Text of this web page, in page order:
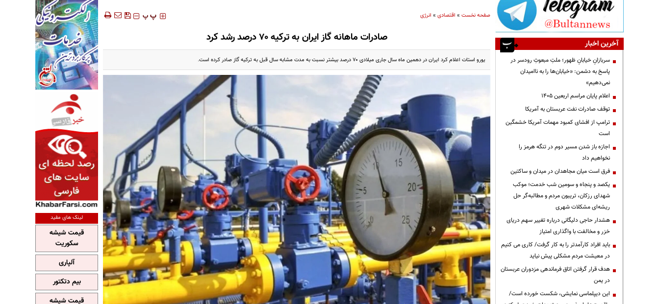
صفحه نخست» اقتصادی» انرژی ‍‍‍ پ پ
صادرات ماهانه گاز ایران به ترکیه ۷۰ درصد رشد کرد
یورو استات اعلام کرد ایران در دهمین ماه سال جاری میلادی ۷۰ درصد بیشتر نسبت به مدت مشابه سال قبل به ترکیه گاز صادر کرده است.
آخرین اخبار
سربازانِ خیابانِ ظهور؛ ملتِ مبعوثِ رودسر در
پاسخ به دشمن: «خیابان‌ها را به ناامیدان
نمی‌دهیم»
اعلام پایان مراسم اربعین ۱۴۰۵
توقف صادرات نفت عربستان به آمریکا
ترامپ از افشای کمبود مهمات آمریکا خشمگین
است
اجازه باز شدن مسیر دوم در تنگه هرمز را
نخواهیم داد
فرق است میان مجاهدان در میدان و ساکتین
یکصد و پنجاه و سومین شب خدمت؛ موکب
شهدای رزکان، تریبون مردم و مطالبه‌گر حل
ریشه‌ای مشکلات شهری
هشدار حاجی دلیگانی درباره تغییر سهم دریای
خزر و مخالفت با واگذاری امتیاز
باید افراد کارآمدتر را به کار گرفت/ کاری می کنیم
در معیشت مردم مشکلی پیش نیاید
هدف قرار گرفتن اتاق‌ فرماندهی مزدوران عربستان
در یمن
این دیپلماسی نمایشی، شکست خورده است/
لینک های مفید
قیمت شیشه
سکوریت
آلپاری
بیم دتکتور
قیمت شیشه